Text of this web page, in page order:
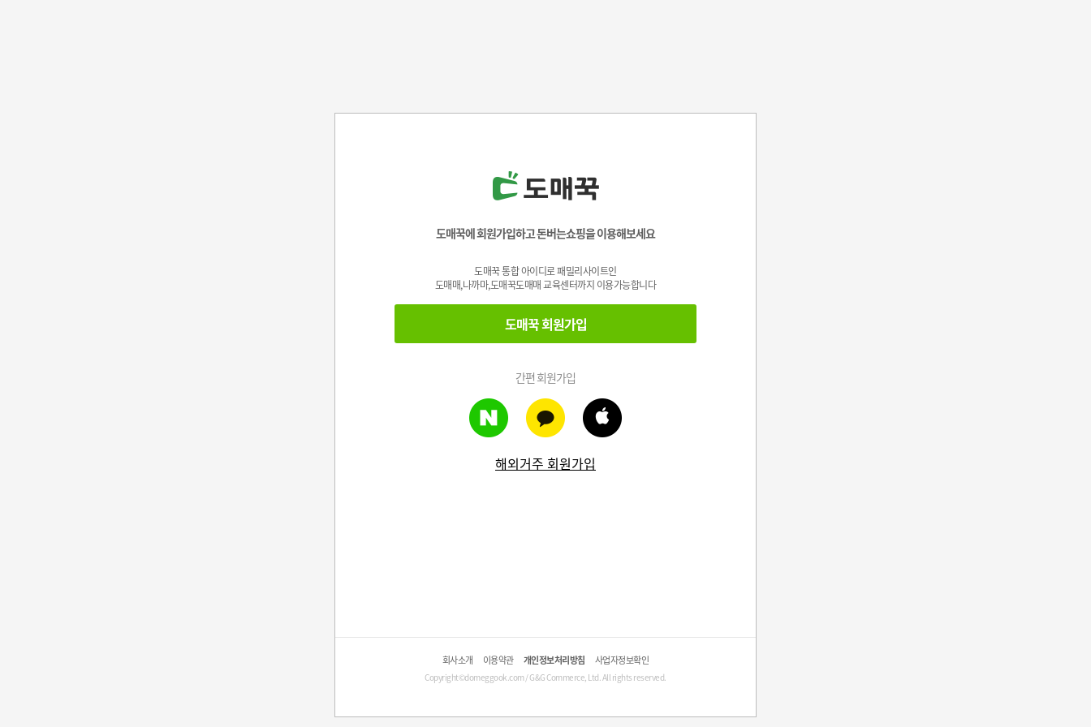
도매꾹에 회원가입하고 돈버는쇼핑을 이용해보세요
도매꾹 통합 아이디로 패밀리사이트인
도매매,나까마,도매꾹도매매 교육센터까지 이용가능합니다
도매꾹 회원가입
간편 회원가입
해외거주 회원가입
회사소개 이용약관 개인정보처리방침 사업자정보확인
Copyright©domeggook.com / G&G Commerce, Ltd. All rights reserved.